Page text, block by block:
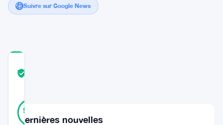
Suivre sur Google News
90
RÉEL
Dernières nouvelles